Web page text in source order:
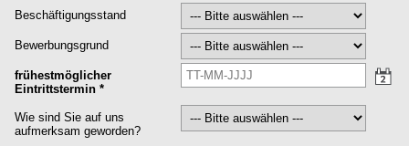
Beschäftigungsstand
Bewerbungsgrund
frühestmöglicher
Eintrittstermin *
Wie sind Sie auf uns
aufmerksam geworden?